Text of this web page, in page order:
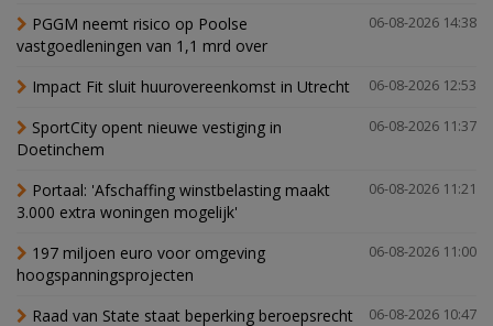
06-08-2026 14:38
PGGM neemt risico op Poolse
vastgoedleningen van 1,1 mrd over
06-08-2026 12:53
Impact Fit sluit huurovereenkomst in Utrecht
06-08-2026 11:37
SportCity opent nieuwe vestiging in
Doetinchem
06-08-2026 11:21
Portaal: 'Afschaffing winstbelasting maakt
3.000 extra woningen mogelijk'
06-08-2026 11:00
197 miljoen euro voor omgeving
hoogspanningsprojecten
06-08-2026 10:47
Raad van State staat beperking beroepsrecht